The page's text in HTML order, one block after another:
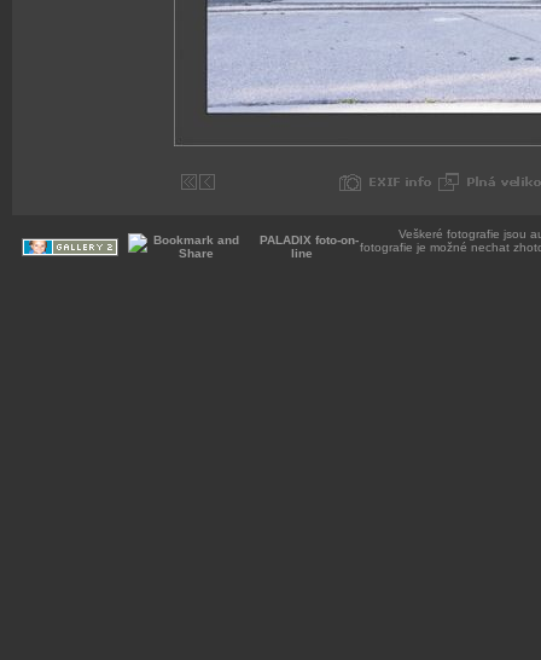
PALADIX foto-on-
line
Veškeré fotografie jsou
fotografie je možné nechat